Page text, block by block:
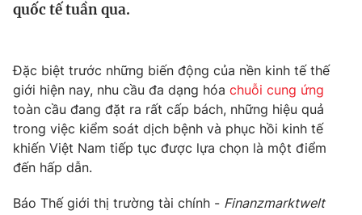
Tin tức
Câu chuyện quốc tế
Tài chính
Thị trường
Góc doanh nghiệp
Dữ liệu và đời sống
Truyền hình
Phim VTV
Giải trí
Điện ảnh
quốc tế tuần qua.
Đặc biệt trước những biến động của nền kinh tế thế
giới hiện nay, nhu cầu đa dạng hóa chuỗi cung ứng
toàn cầu đang đặt ra rất cấp bách, những hiệu quả
trong việc kiểm soát dịch bệnh và phục hồi kinh tế
khiến Việt Nam tiếp tục được lựa chọn là một điểm
đến hấp dẫn.
Báo Thế giới thị trường tài chính - Finanzmarktwelt